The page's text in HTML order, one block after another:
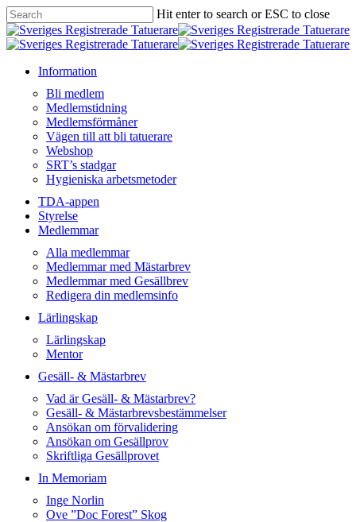
Skip
to
main
Hit enter to search or ESC to close
Close
Search
Menu
Information
Bli medlem
Medlemstidning
Medlemsförmåner
Vägen till att bli tatuerare
Webshop
SRT’s stadgar
Hygieniska arbetsmetoder
TDA-appen
Styrelse
Medlemmar
Alla medlemmar
Medlemmar med Mästarbrev
Medlemmar med Gesällbrev
Redigera din medlemsinfo
Lärlingskap
Lärlingskap
Mentor
Gesäll- & Mästarbrev
Vad är Gesäll- & Mästarbrev?
Gesäll- & Mästarbrevsbestämmelser
Ansökan om förvalidering
Ansökan om Gesällprov
Skriftliga Gesällprovet
In Memoriam
Inge Norlin
Ove ”Doc Forest” Skog